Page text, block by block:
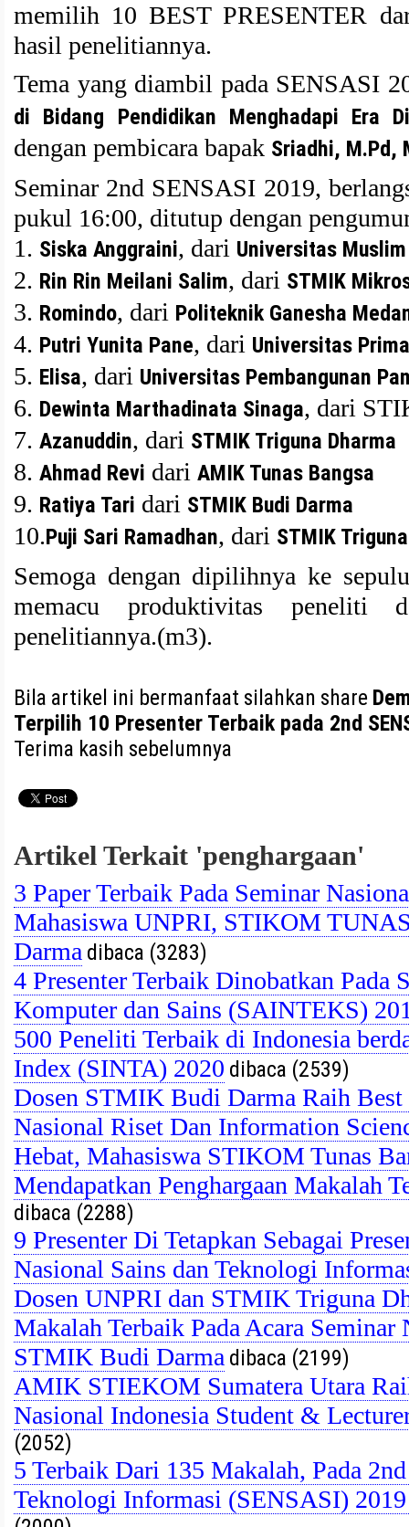
memilih 10 BEST PRESENTER
hasil penelitiannya.
Tema yang diambil pada SENSASI
di Bidang Pendidikan Menghadapi Era
dengan pembicara bapak Sriadhi, M.Pd,
Seminar 2nd SENSASI 2019,
pukul 16:00, ditutup dengan
1. Siska Anggraini, dari Universitas
2. Rin Rin Meilani Salim, dari STMIK
3. Romindo, dari Politeknik Ganesha
4. Putri Yunita Pane, dari Universitas
5. Elisa, dari Universitas Pembangunan
6. Dewinta Marthadinata Sinaga, dari
7. Azanuddin, dari STMIK Triguna Dharma
8. Ahmad Revi dari AMIK Tunas Bangsa
9. Ratiya Tari dari STMIK Budi Darma
10.Puji Sari Ramadhan, dari STMIK
Semoga dengan dipilihnya ke
memacu produktivitas peneliti
penelitiannya.(m3).
Bila artikel ini bermanfaat silahkan share
Terpilih 10 Presenter Terbaik pada 2nd
Terima kasih sebelumnya
Artikel Terkait 'penghargaan'
3 Paper Terbaik Pada Seminar
Mahasiswa UNPRI, STIKOM
Darma dibaca (3283)
4 Presenter Terbaik Dinobatkan Pada
Komputer dan Sains (SAINTEKS)
500 Peneliti Terbaik di Indonesia
Index (SINTA) 2020 dibaca (2539)
Dosen STMIK Budi Darma Raih Best
Nasional Riset Dan Information
Hebat, Mahasiswa STIKOM Tunas
Mendapatkan Penghargaan Makalah
dibaca (2288)
9 Presenter Di Tetapkan Sebagai
Nasional Sains dan Teknologi
Dosen UNPRI dan STMIK Triguna
Makalah Terbaik Pada Acara
STMIK Budi Darma dibaca (2199)
AMIK STIEKOM Sumatera Utara
Nasional Indonesia Student &
(2052)
5 Terbaik Dari 135 Makalah, Pada
Teknologi Informasi (SENSASI)